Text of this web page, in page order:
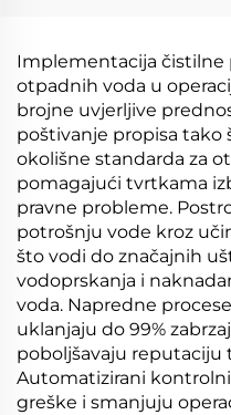
koncentracije
otpadnih voda
Implementacija čistilne
otpadnih voda u
brojne uvjerljive
poštivanje propisa tako
okolišne standarda za
pomagajući tvrtkama
pravne probleme.
potrošnju vode kroz
što vodi do značajnih
vodoprskanja i
voda. Napredne
uklanjaju do 99%
poboljšavaju reputaciju
Automatizirani
greške i smanjuju